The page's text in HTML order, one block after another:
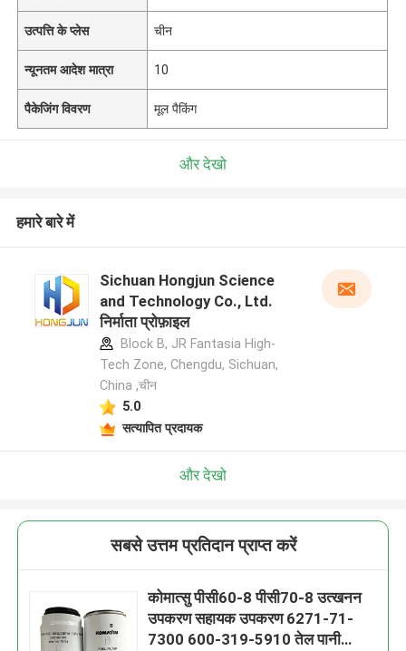
उत्पत्ति के प्लेस चीन
न्यूनतम आदेश मात्रा 10
पैकेजिंग विवरण मूल पैकिंग
और देखो
हमारे बारे में
Sichuan Hongjun Science
and Technology Co., Ltd.
निर्माता प्रोफ़ाइल
Block B, JR Fantasia High-
Tech Zone, Chengdu, Sichuan,
China ,चीन
5.0
सत्यापित प्रदायक
और देखो
सबसे उत्तम प्रतिदान प्राप्त करें
कोमात्सु पीसी60-8 पीसी70-8 उत्खनन
उपकरण सहायक उपकरण 6271-71-
7300 600-319-5910 तेल पानी